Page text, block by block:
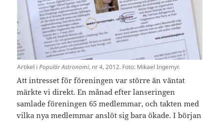
Artikel i Populär Astronomi, nr 4, 2012. Foto: Mikael Ingemyr.
Att intresset för föreningen var större än väntat
märkte vi direkt. En månad efter lanseringen
samlade föreningen 65 medlemmar, och takten med
vilka nya medlemmar anslöt sig bara ökade. I början